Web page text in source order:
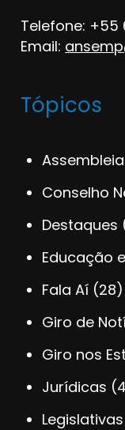
Telefone: +55
Email:
Tópicos
Assembleia
Conselho
Destaques
Educação
Fala Aí (28)
Giro de
Giro nos
Jurídicas
Legislativas